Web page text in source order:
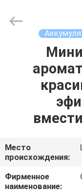
ПРОДУКТЫ
РОЛИКИ
VR
ШОУ
Market.
Место
происхождения:
Фирменное
наименование: